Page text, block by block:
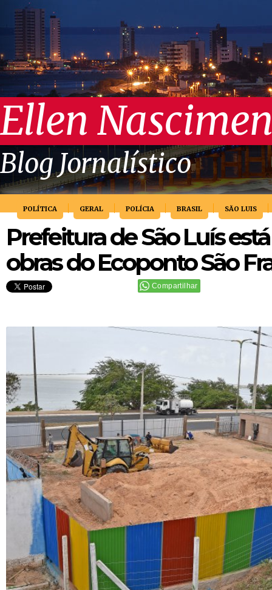
Ellen
Blog Jornalístico
POLÍTICA GERAL POLÍCIA BRASIL SÃO LUIS
Prefeitura de São Luís
obras do Ecoponto São
Compartilhar